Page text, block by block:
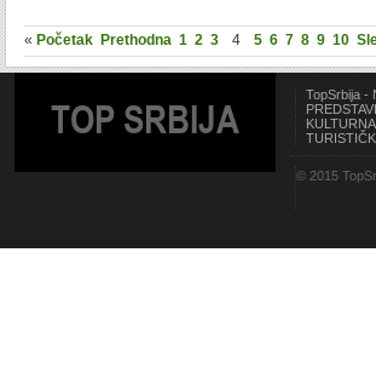
« Početak Prethodna 1 2 3 4 5 6 7 8 9 10
TOP SRBIJA
TopSrbija -
© 2015